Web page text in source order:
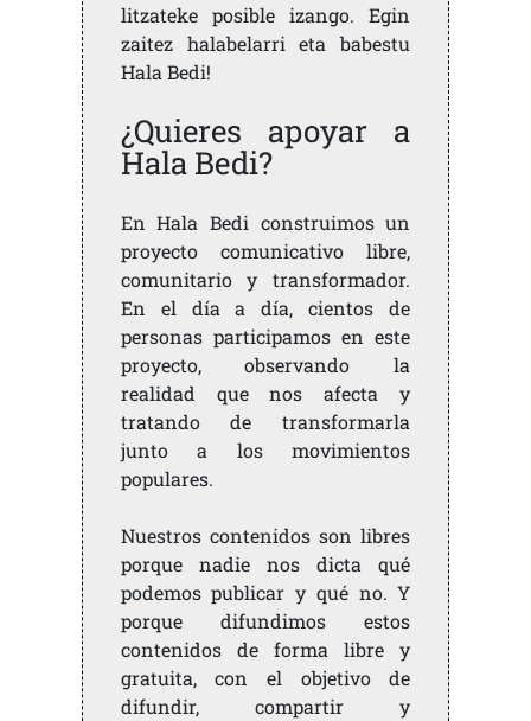
litzateke posible izango. Egin
zaitez halabelarri eta babestu
Hala Bedi!
¿Quieres apoyar a
Hala Bedi?
En Hala Bedi construimos un
proyecto comunicativo libre,
comunitario y transformador.
En el día a día, cientos de
personas participamos en este
proyecto, observando la
realidad que nos afecta y
tratando de transformarla
junto a los movimientos
populares.
Nuestros contenidos son libres
porque nadie nos dicta qué
podemos publicar y qué no. Y
porque difundimos estos
contenidos de forma libre y
gratuita, con el objetivo de
difundir, compartir y